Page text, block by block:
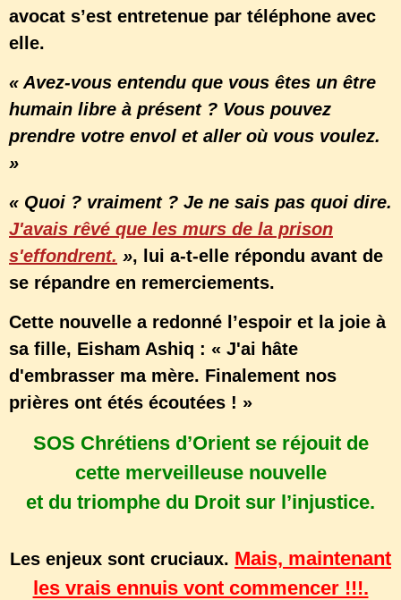
avocat s’est entretenue par téléphone avec
elle.
« Avez-vous entendu que vous êtes un être
humain libre à présent ? Vous pouvez
prendre votre envol et aller où vous voulez.
»
« Quoi ? vraiment ? Je ne sais pas quoi dire.
J'avais rêvé que les murs de la prison
s'effondrent. », lui a-t-elle répondu avant de
se répandre en remerciements.
Cette nouvelle a redonné l’espoir et la joie à
sa fille, Eisham Ashiq : « J'ai hâte
d'embrasser ma mère. Finalement nos
prières ont étés écoutées ! »
SOS Chrétiens d’Orient se réjouit de
cette merveilleuse nouvelle
et du triomphe du Droit sur l’injustice.
Les enjeux sont cruciaux. Mais, maintenant
les vrais ennuis vont commencer !!!.